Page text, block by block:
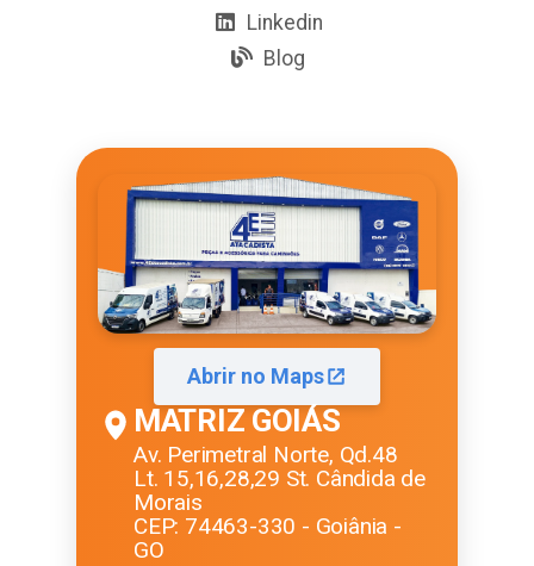
Linkedin
Blog
Abrir no Maps
MATRIZ GOIÁS
Av. Perimetral Norte, Qd.48
Lt. 15,16,28,29 St. Cândida de
Morais
CEP: 74463-330 - Goiânia -
GO